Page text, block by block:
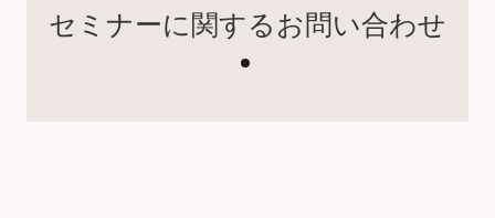
セミナーに関するお問い合わせ